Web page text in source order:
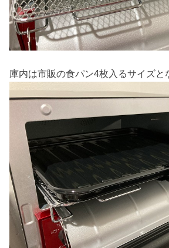
庫内は市販の食パン4枚入るサイズと